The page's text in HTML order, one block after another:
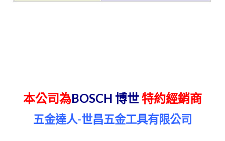
本公司為BOSCH 博世特約經銷商
五金達人-世昌五金工具有限公司